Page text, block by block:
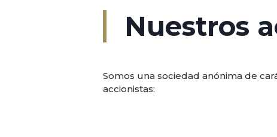
Nuestros
Somos una sociedad anónima de
accionistas: